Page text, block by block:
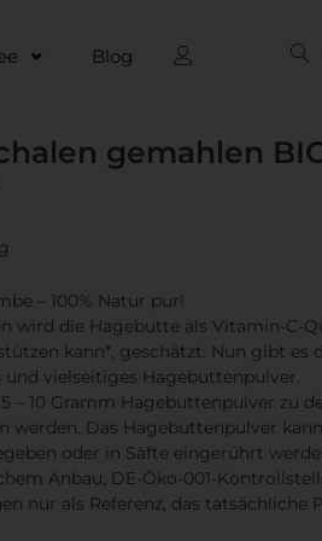
Blog
gemahlen
– 100% Natur pur!
wird die Hagebutte als Vitamin-C-
kann*, geschätzt. Nun gibt es
und vielseitiges Hagebuttenpulver.
– 10 Gramm Hagebuttenpulver zu
werden. Das Hagebuttenpulver
oder in Säfte eingerührt
Anbau, DE-Öko-001-
nur als Referenz, das tatsächliche